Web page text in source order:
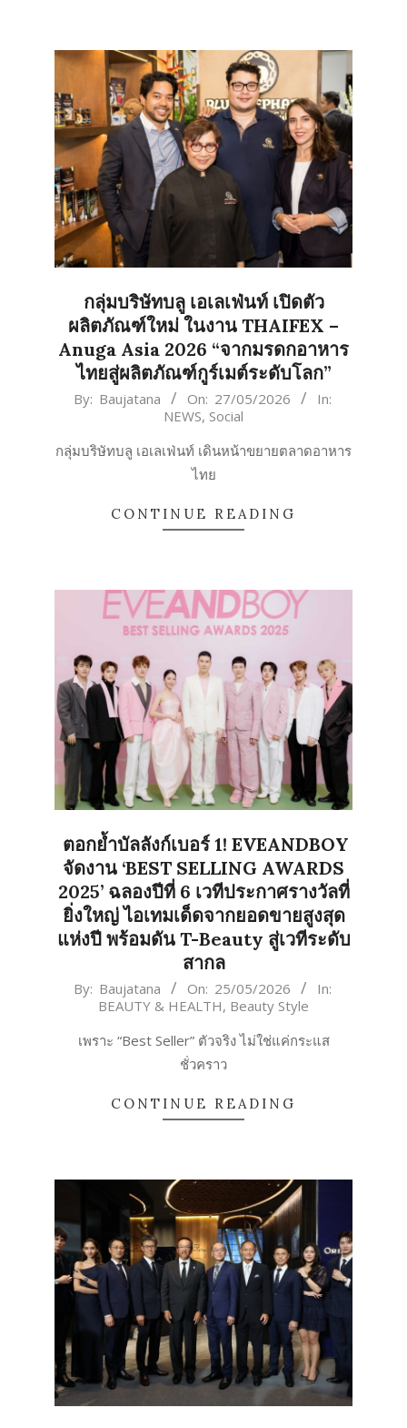
กลุ่มบริษัทบลู เอเลเฟ่นท์ เปิดตัว
ผลิตภัณฑ์ใหม่ ในงาน THAIFEX –
Anuga Asia 2026 “จากมรดกอาหาร
ไทยสู่ผลิตภัณฑ์กูร์เมต์ระดับโลก”
2026-
27
By: Baujatana On: 27/05/2026
In:
NEWS, Social
กลุ่มบริษัทบลู เอเลเฟ่นท์ เดินหน้าขยายตลาดอาหาร
ไทย
CONTINUE READING
ตอกย้ำบัลลังก์เบอร์ 1! EVEANDBOY
จัดงาน ‘BEST SELLING AWARDS
2025’ ฉลองปีที่ 6 เวทีประกาศรางวัลที่
ยิ่งใหญ่ ไอเทมเด็ดจากยอดขายสูงสุด
แห่งปี พร้อมดัน T-Beauty สู่เวทีระดับ
สากล
2026-
By: Baujatana On: 25/05/2026
In:
BEAUTY & HEALTH, Beauty Style
เพราะ “Best Seller” ตัวจริง ไม่ใช่แค่กระแส
ชั่วคราว
CONTINUE READING